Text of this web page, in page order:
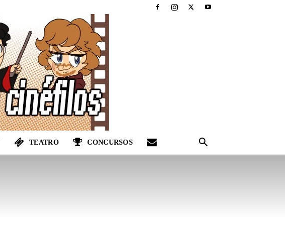
TEATRO CONCURSOS